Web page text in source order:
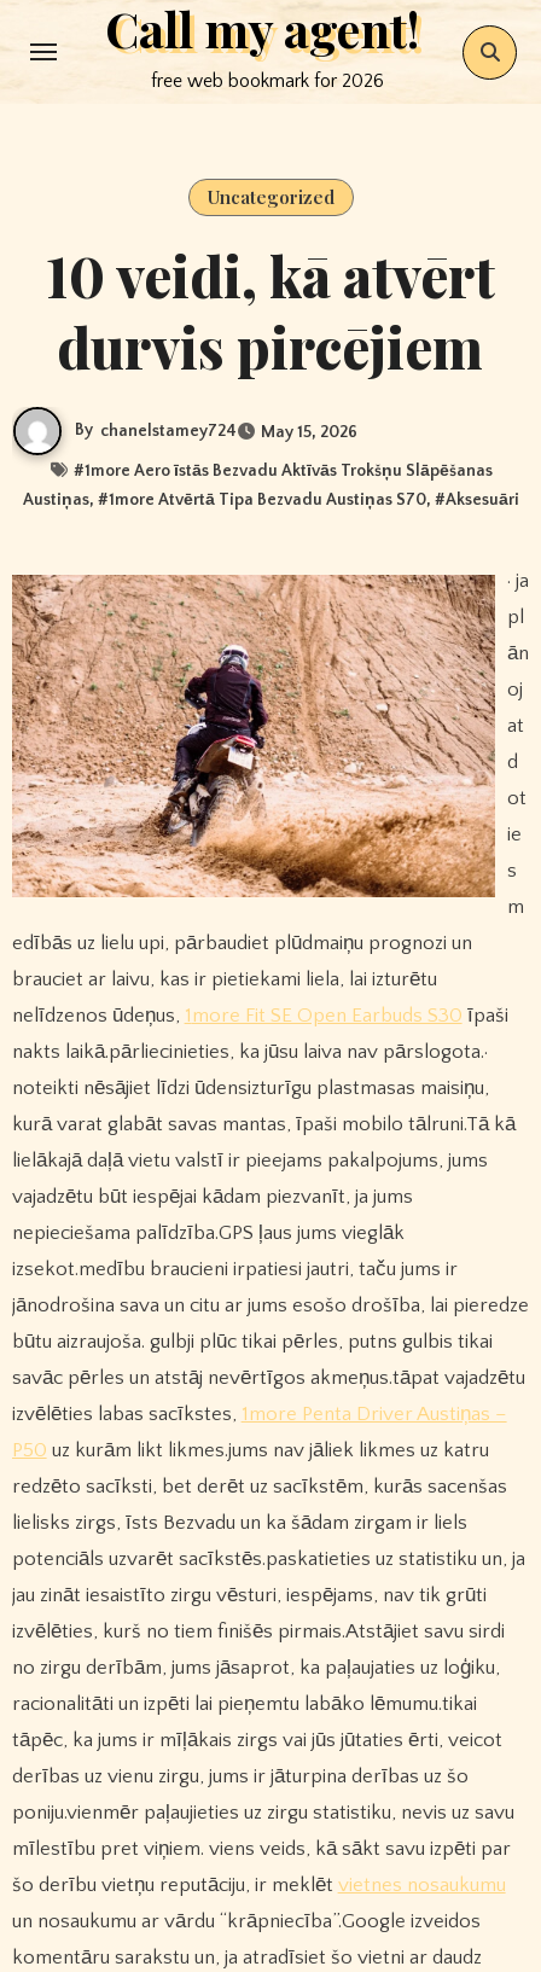
to
Call my agent!
free web bookmark for 2026
Uncategorized
10 veidi, kā atvērt
durvis pircējiem
By chanelstamey724 May 15, 2026
#1more Aero īstās Bezvadu Aktīvās Trokšņu Slāpēšanas
Austiņas, #1more Atvērtā Tipa Bezvadu Austiņas S70, #Aksesuāri
· ja
pl
ān
oj
at
d
ot
ie
s
m
edībās uz lielu upi, pārbaudiet plūdmaiņu prognozi un
brauciet ar laivu, kas ir pietiekami liela, lai izturētu
nelīdzenos ūdeņus,
1more Fit SE Open Earbuds S30 īpaši
nakts laikā.pārliecinieties, ka jūsu laiva nav pārslogota.·
noteikti nēsājiet līdzi ūdensizturīgu plastmasas maisiņu,
kurā varat glabāt savas mantas, īpaši mobilo tālruni.Tā kā
lielākajā daļā vietu valstī ir pieejams pakalpojums, jums
vajadzētu būt iespējai kādam piezvanīt, ja jums
nepieciešama palīdzība.GPS ļaus jums vieglāk
izsekot.medību braucieni irpatiesi jautri, taču jums ir
jānodrošina sava un citu ar jums esošo drošība, lai pieredze
būtu aizraujoša. gulbji plūc tikai pērles, putns gulbis tikai
savāc pērles un atstāj nevērtīgos akmeņus.tāpat vajadzētu
izvēlēties labas sacīkstes, 1more Penta Driver Austiņas –
P50 uz kurām likt likmes.jums nav jāliek likmes uz katru
redzēto sacīksti, bet derēt uz sacīkstēm, kurās sacenšas
lielisks zirgs, īsts Bezvadu un ka šādam zirgam ir liels
potenciāls uzvarēt sacīkstēs.paskatieties uz statistiku un, ja
jau zināt iesaistīto zirgu vēsturi, iespējams, nav tik grūti
izvēlēties, kurš no tiem finišēs pirmais.Atstājiet savu sirdi
no zirgu derībām, jums jāsaprot, ka paļaujaties uz loģiku,
racionalitāti un izpēti lai pieņemtu labāko lēmumu.tikai
tāpēc, ka jums ir mīļākais zirgs vai jūs jūtaties ērti, veicot
derības uz vienu zirgu, jums ir jāturpina derības uz šo
poniju.vienmēr paļaujieties uz zirgu statistiku, nevis uz savu
mīlestību pret viņiem. viens veids, kā sākt savu izpēti par
šo derību vietņu reputāciju, ir meklēt vietnes nosaukumu
un nosaukumu ar vārdu “krāpniecība”.Google izveidos
komentāru sarakstu un, ja atradīsiet šo vietni ar daudz